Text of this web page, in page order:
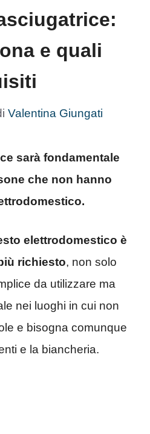
e quali
Valentina Giungati
sarà fondamentale
che non hanno
elettrodomestico è
richiesto, non solo
da utilizzare ma
nei luoghi in cui non
e bisogna comunque
e la biancheria.